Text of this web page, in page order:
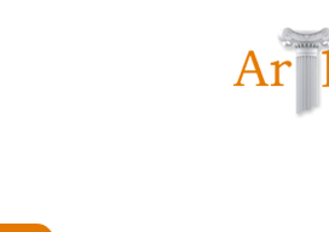
personnels
contenu.